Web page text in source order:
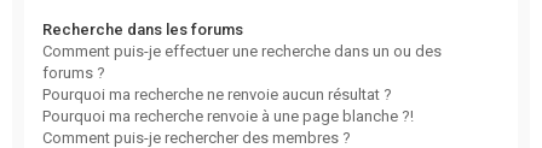
Recherche dans les forums
Comment puis-je effectuer une recherche dans un ou des
forums ?
Pourquoi ma recherche ne renvoie aucun résultat ?
Pourquoi ma recherche renvoie à une page blanche ?!
Comment puis-je rechercher des membres ?